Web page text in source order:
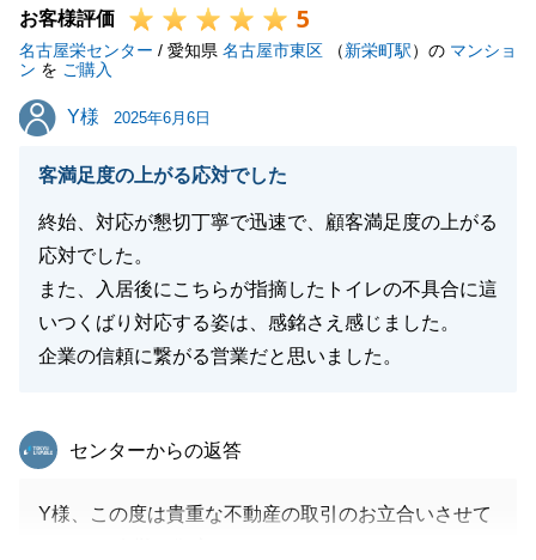
お客様評価 5
名古屋栄センター / 愛知県 名古屋市東区 （新栄町駅）の マンショ
ン を ご購入
Y様
Y様 2025年6月6日
客満足度の上がる応対でした
終始、対応が懇切丁寧で迅速で、顧客満足度の上がる
応対でした。
また、入居後にこちらが指摘したトイレの不具合に這
いつくばり対応する姿は、感銘さえ感じました。
企業の信頼に繋がる営業だと思いました。
東急リバブル
センターからの返答
Y様、この度は貴重な不動産の取引のお立合いさせて